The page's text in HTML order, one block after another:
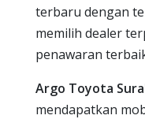
terbaru dengan
memilih dealer
penawaran
Argo Toyota
mendapatkan